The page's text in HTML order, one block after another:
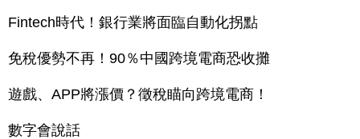
Fintech時代！銀行業將面臨自動化拐點
免稅優勢不再！90％中國跨境電商恐收攤
遊戲、APP將漲價？徵稅瞄向跨境電商！
數字會說話